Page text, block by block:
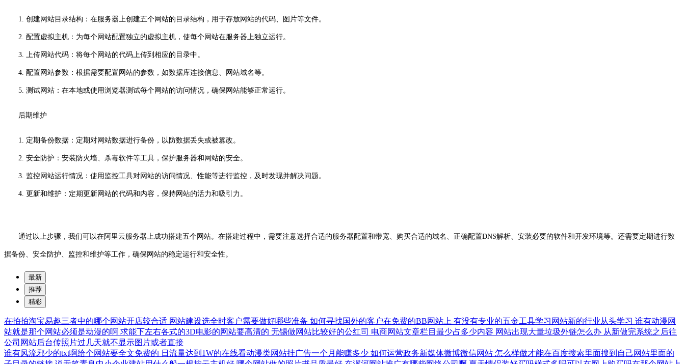
1. 创建网站目录结构：在服务器上创建五个网站的目录结构，用于存放网站的代码、图片等文件。
2. 配置虚拟主机：为每个网站配置独立的虚拟主机，使每个网站在服务器上独立运行。
3. 上传网站代码：将每个网站的代码上传到相应的目录中。
4. 配置网站参数：根据需要配置网站的参数，如数据库连接信息、网站域名等。
5. 测试网站：在本地或使用浏览器测试每个网站的访问情况，确保网站能够正常运行。
后期维护
1. 定期备份数据：定期对网站数据进行备份，以防数据丢失或被篡改。
2. 安全防护：安装防火墙、杀毒软件等工具，保护服务器和网站的安全。
3. 监控网站运行情况：使用监控工具对网站的访问情况、性能等进行监控，及时发现并解决问题。
4. 更新和维护：定期更新网站的代码和内容，保持网站的活力和吸引力。
通过以上步骤，我们可以在阿里云服务器上成功搭建五个网站。在搭建过程中，需要注意选择合适的服务器配置和带宽、购买合适的域名、正确配置DNS解析、安装必要的软件和开发环境等。还需要定期进行数
据备份、安全防护、监控和维护等工作，确保网站的稳定运行和安全性。
最新
推荐
精彩
在拍拍淘宝易趣三者中的哪个网站开店较合适 网站建设选全时客户需要做好哪些准备 如何寻找国外的客户在免费的BB网站上 有没有专业的五金工具学习网站新的行业从头学习 谁有动漫网
站就是那个网站必须是动漫的啊 求能下左右各式的3D电影的网站要高清的 无锡做网站比较好的公红司 电商网站文章栏目最少占多少内容 网站出现大量垃圾外链怎么办 从新做完系统之后往
公司网站后台传照片过几天就不显示图片或者直接
谁有风流邪少的txt啊给个网站要全文免费的 日流量达到1W的在线看动漫类网站挂广告一个月能赚多少 如何运营政务新媒体微博微信网站 怎么样做才能在百度搜索里面搜到自己网站里面的